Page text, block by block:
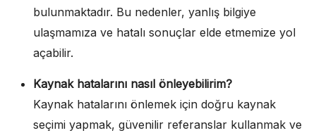
bulunmaktadır. Bu nedenler, yanlış bilgiye
ulaşmamıza ve hatalı sonuçlar elde etmemize yol
açabilir.
Kaynak hatalarını nasıl önleyebilirim?
Kaynak hatalarını önlemek için doğru kaynak
seçimi yapmak, güvenilir referanslar kullanmak ve